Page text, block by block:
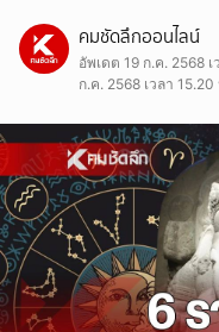
คมชัดลึกออนไลน์
อัพเดต 19 ก.ค. 2568
ก.ค. 2568 เวลา 15.20